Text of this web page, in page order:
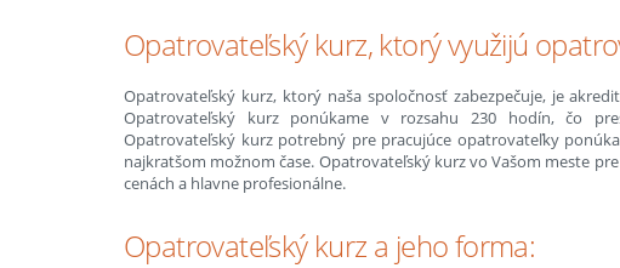
Opatrovateľský kurz, ktorý využijú
Opatrovateľský kurz, ktorý naša spoločnosť zabezpečuje, je
Opatrovateľský kurz ponúkame v rozsahu 230 hodín, čo
Opatrovateľský kurz potrebný pre pracujúce opatrovateľky
najkratšom možnom čase. Opatrovateľský kurz vo Vašom meste
cenách a hlavne profesionálne.
Opatrovateľský kurz a jeho forma: